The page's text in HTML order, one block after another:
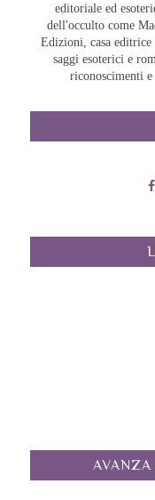
editoriale ed
dell'occulto come
Edizioni, casa editrice
saggi esoterici e
riconoscimenti